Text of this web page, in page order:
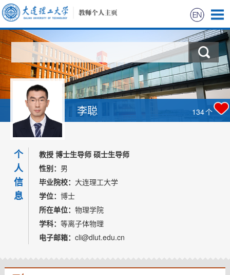
首页
科学研究
教学研究
获奖信息
招生信息
学生信息
我的相册
教师博客
李聪 134个
个
人
信
息
教授 博士生导师 硕士生导师
性别： 男
毕业院校： 大连理工大学
学位： 博士
所在单位： 物理学院
学科： 等离子体物理
电子邮箱： cli@dlut.edu.cn